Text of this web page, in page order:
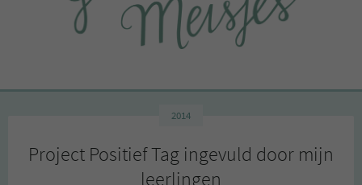
2014
Project Positief Tag ingevuld door mijn
leerlingen